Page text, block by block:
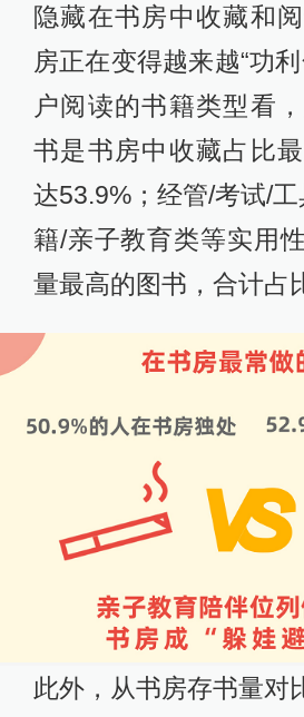
隐藏在书房中收藏和
房正在变得越来越“功
户阅读的书籍类型看
书是书房中收藏占比
达53.9%；经管/考试/
籍/亲子教育类等实用
量最高的图书，合计占
此外，从书房存书量对